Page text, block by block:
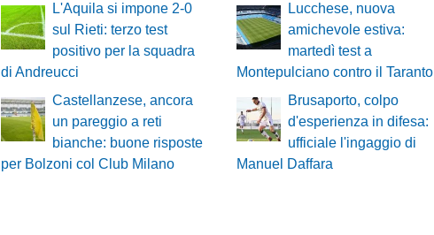
L'Aquila si impone 2-0
sul Rieti: terzo test
positivo per la squadra
di Andreucci
Lucchese, nuova
amichevole estiva:
martedì test a
Montepulciano contro il Taranto
Castellanzese, ancora
un pareggio a reti
bianche: buone risposte
per Bolzoni col Club Milano
Brusaporto, colpo
d'esperienza in difesa:
ufficiale l'ingaggio di
Manuel Daffara